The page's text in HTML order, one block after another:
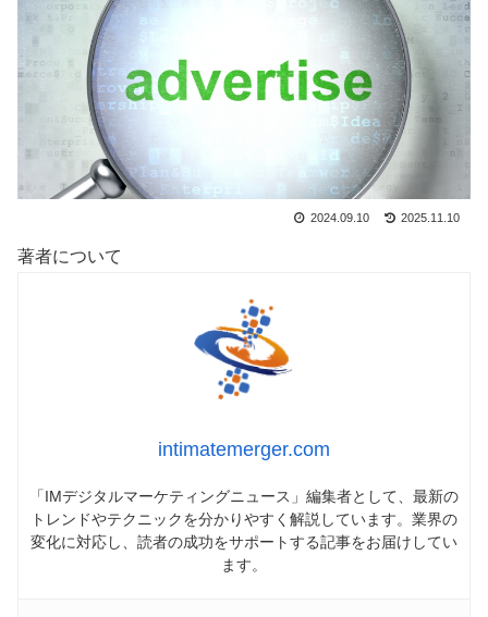
2024.09.10 2025.11.10
著者について
intimatemerger.com
「IMデジタルマーケティングニュース」編集者として、最新の
トレンドやテクニックを分かりやすく解説しています。業界の
変化に対応し、読者の成功をサポートする記事をお届けしてい
ます。